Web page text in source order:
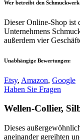
Wer betreibt den
Dieser Online-Shop ist
Unternehmens
außerdem vier
Unabhängige Bewertungen:
Etsy, Amazon, Google
Haben Sie Fragen
Wellen-Collier,
Dieses
aneinander gereihten